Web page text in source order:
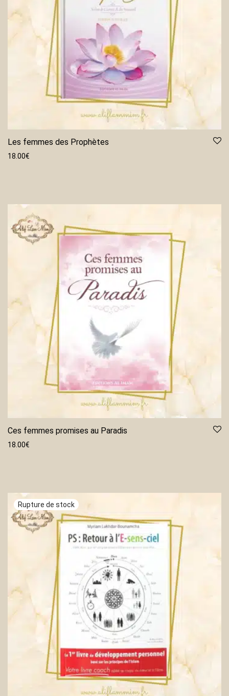
Les femmes des Prophètes
18.00€
Ces femmes promises au Paradis
18.00€